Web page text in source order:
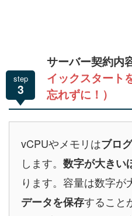
step
3
サーバー契約内
イックスタート
忘れずに！）
vCPUやメモリはブロ
します。 数字が大きい
ります。容量は数字が
データを保存すること